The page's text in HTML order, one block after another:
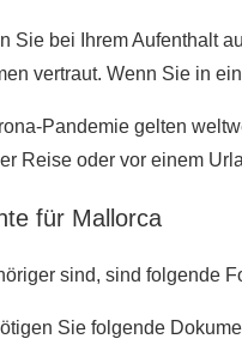
Sie bei Ihrem Aufenthalt
vertraut. Wenn Sie in
Pandemie gelten
Reise oder vor einem
für Mallorca
sind, sind folgende
Sie folgende